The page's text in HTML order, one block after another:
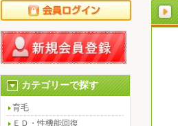
カテゴリーで探す
育毛
ＥＤ・性機能回復